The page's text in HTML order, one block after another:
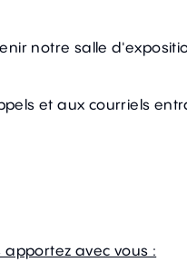
notre salle
et aux courriels
apportez avec vous :